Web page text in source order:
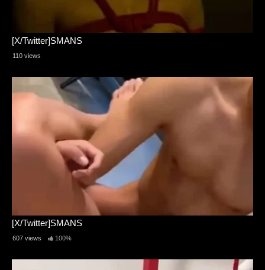
[X/Twitter]SMANS
110 views
[X/Twitter]SMANS
607 views 100%